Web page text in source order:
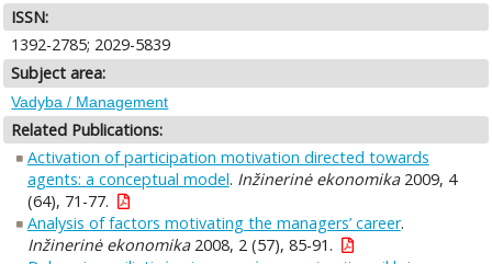
ISSN:
1392-2785; 2029-5839
Subject area:
Vadyba / Management
Related Publications:
Activation of participation motivation directed towards
agents: a conceptual model. Inžinerinė ekonomika2009, 4
(64), 71-77.
Analysis of factors motivating the managers’ career.
Inžinerinė ekonomika2008, 2 (57), 85-91.